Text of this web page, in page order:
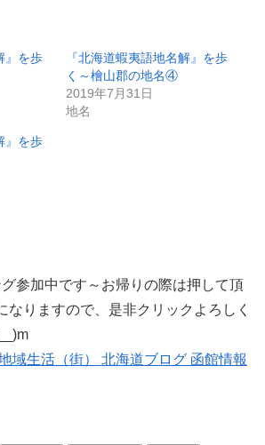
』を歩
『北海道蝦夷語地名解』を歩
く～檜山郡の地名④
2019年7月31日
地名
』を歩
参加中です～お帰りの際は押して頂
なりますので、是非クリックよろしく